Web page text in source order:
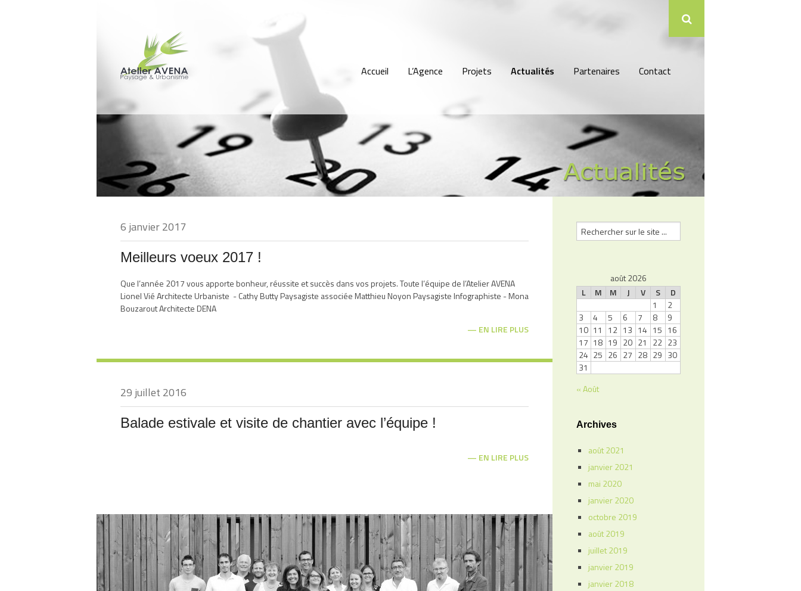
Accueil L’Agence Projets Actualités Partenaires Contact
6 janvier 2017
Meilleurs voeux 2017 !
Que l’année 2017 vous apporte bonheur, réussite et succès dans vos projets. Toute l’équipe de l’Atelier AVENA
Lionel Vié Architecte Urbaniste - Cathy Butty Paysagiste associée Matthieu Noyon Paysagiste Infographiste - Mona
Bouzarout Architecte DENA
EN LIRE PLUS
29 juillet 2016
Balade estivale et visite de chantier avec l’équipe !
EN LIRE PLUS
août 2026
L
M M J V S
D
1
2
3
4 5 6 7 8
9
10 11 12 13 14 15 16
17 18 19 20 21 22 23
24 25 26 27 28 29 30
31
« Août
Archives
août 2021
janvier 2021
mai 2020
janvier 2020
octobre 2019
août 2019
juillet 2019
janvier 2019
janvier 2018